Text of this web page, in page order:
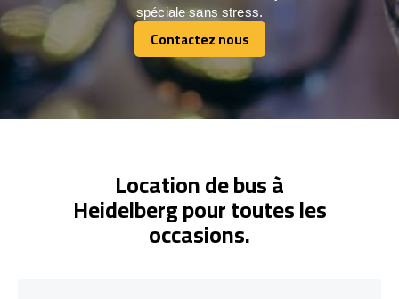
spéciale sans stress.
Contactez nous
Contactez nous
Location de bus à
Heidelberg pour toutes les
occasions.